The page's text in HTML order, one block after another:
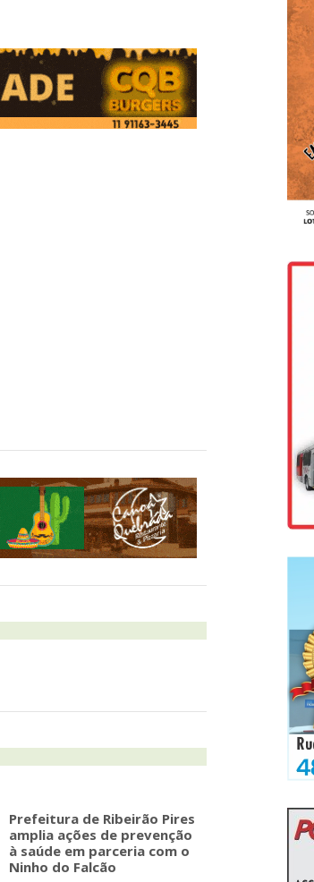
Prefeitura de Ribeirão Pires
amplia ações de prevenção
à saúde em parceria com o
Ninho do Falcão